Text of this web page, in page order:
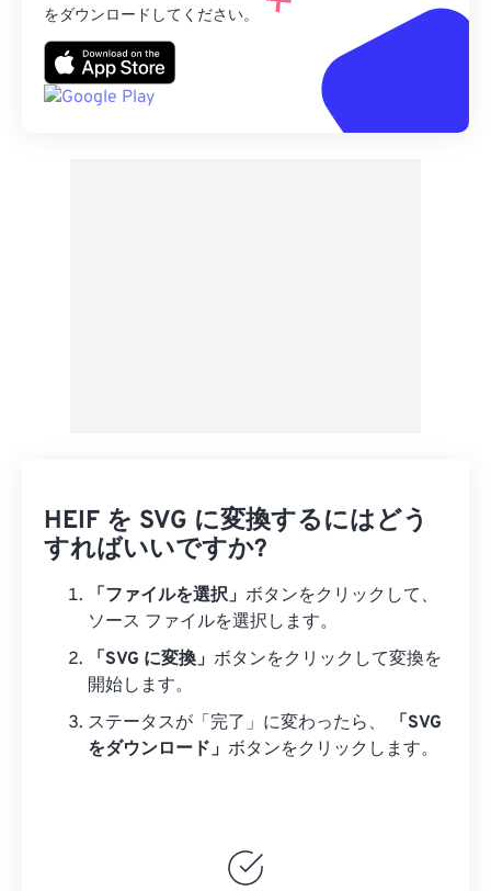
をダウンロードしてください。
HEIF を SVG に変換するにはどう
すればいいですか?
「ファイルを選択」 ボタンをクリックして、
ソース ファイルを選択します。
「SVG に変換」 ボタンをクリックして変換を
開始します。
ステータスが「完了」に変わったら、
「SVG
をダウンロード」 ボタンをクリックします。